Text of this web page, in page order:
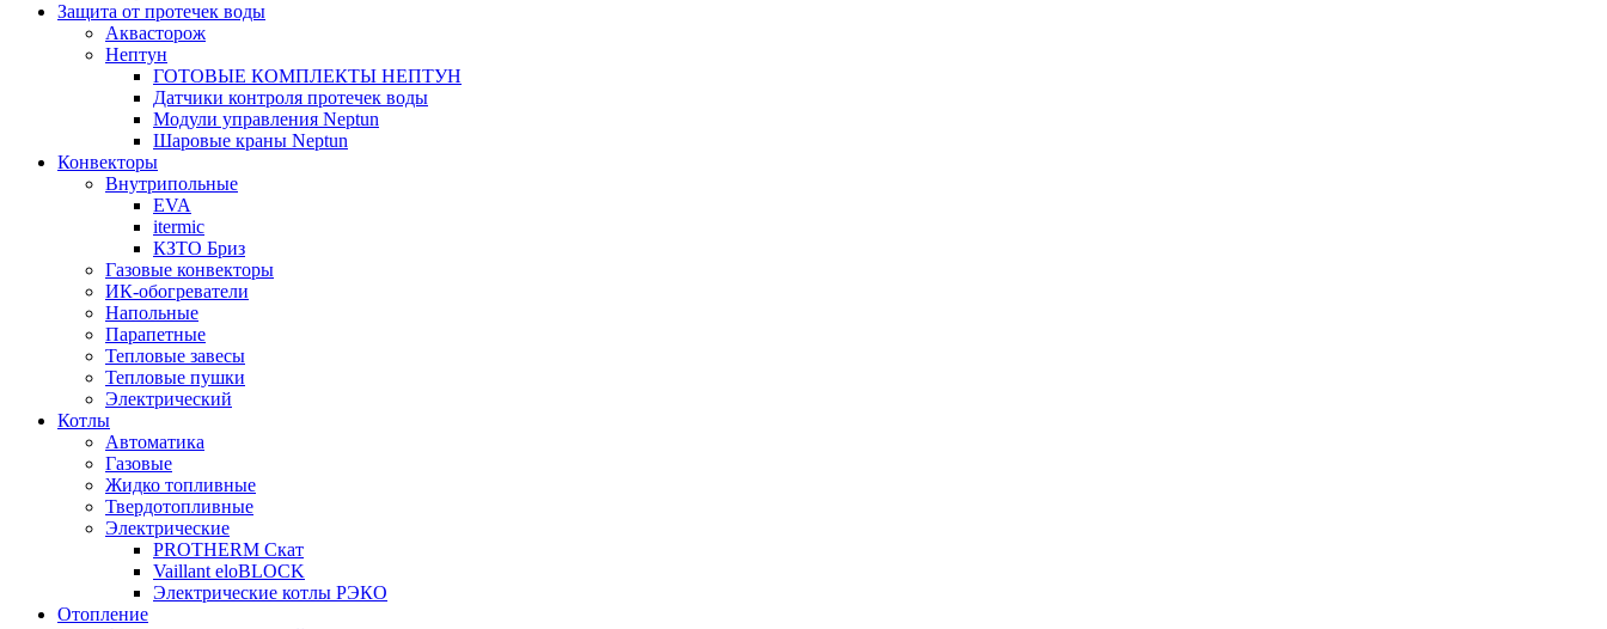
Защита от протечек воды
Аквасторож
Нептун
ГОТОВЫЕ КОМПЛЕКТЫ НЕПТУН
Датчики контроля протечек воды
Модули управления Neptun
Шаровые краны Neptun
Конвекторы
Внутрипольные
EVA
itermic
КЗТО Бриз
Газовые конвекторы
ИК-обогреватели
Напольные
Парапетные
Тепловые завесы
Тепловые пушки
Электрический
Котлы
Автоматика
Газовые
Жидко топливные
Твердотопливные
Электрические
PROTHERM Скат
Vaillant eloBLOCK
Электрические котлы РЭКО
Отопление